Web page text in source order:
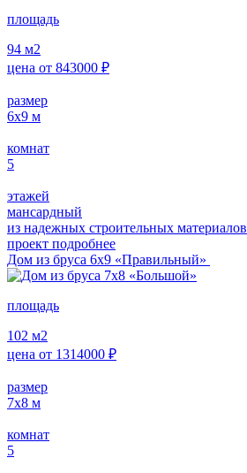
площадь
94 м2
цена от 843000 ₽
размер
6х9 м
комнат
5
этажей
мансардный
из надежных строительных материалов
проект подробнее
Дом из бруса 6х9 «Правильный»
площадь
102 м2
цена от 1314000 ₽
размер
7х8 м
комнат
5